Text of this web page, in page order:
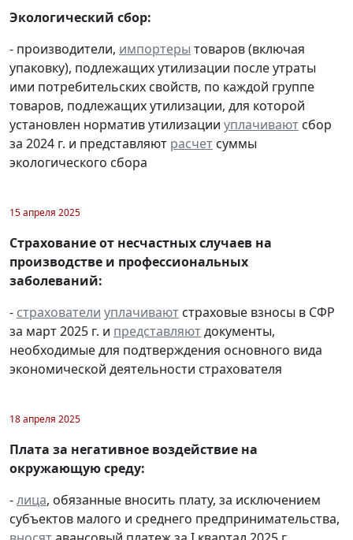
Экологический сбор:
- производители, импортеры товаров (включая
упаковку), подлежащих утилизации после утраты
ими потребительских свойств, по каждой группе
товаров, подлежащих утилизации, для которой
установлен норматив утилизации уплачивают сбор
за 2024 г. и представляют расчет суммы
экологического сбора
15 апреля 2025
Страхование от несчастных случаев на
производстве и профессиональных
заболеваний:
- страхователи уплачивают страховые взносы в СФР
за март 2025 г. и представляютдокументы,
необходимые для подтверждения основного вида
экономической деятельности страхователя
18 апреля 2025
Плата за негативное воздействие на
окружающую среду:
-лица, обязанные вносить плату, за исключением
субъектов малого и среднего предпринимательства,